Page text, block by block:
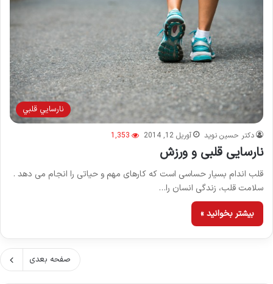
نارسايي قلبي
دکتر حسین نوید آوریل 12, 2014 1,353
نارسایی قلبی و ورزش
قلب اندام بسیار حساسی است که کارهای مهم و حیاتی را انجام می دهد .
سلامت قلب، زندگی انسان را…
بیشتر بخوانید »
صفحه بعدی